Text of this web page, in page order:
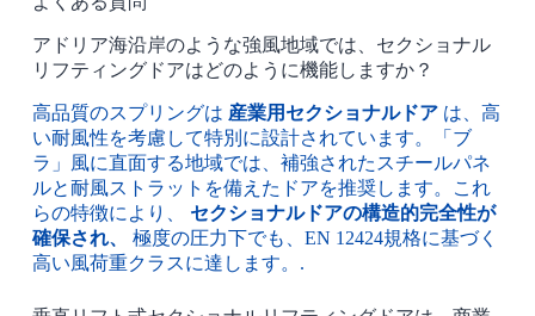
アドリア海沿岸のような強風地域では、セクショナル
リフティングドアはどのように機能しますか？
高品質のスプリングは 産業用セクショナルドアは、高
い耐風性を考慮して特別に設計されています。「ブ
ラ」風に直面する地域では、補強されたスチールパネ
ルと耐風ストラットを備えたドアを推奨します。これ
らの特徴により、 セクショナルドアの構造的完全性が
確保され、
極度の圧力下でも、EN 12424規格に基づく
高い風荷重クラスに達します。.